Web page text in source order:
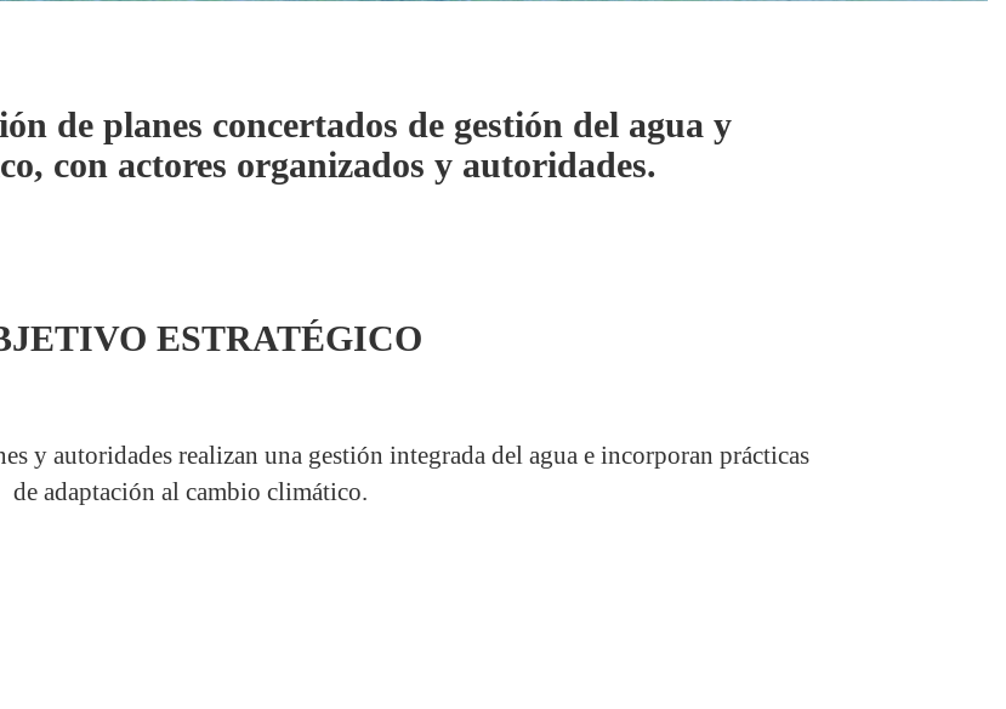
de planes concertados de gestión del agua y
con actores organizados y autoridades.
ESTRATÉGICO
y autoridades realizan una gestión integrada del agua e incorporan prácticas
de adaptación al cambio climático.